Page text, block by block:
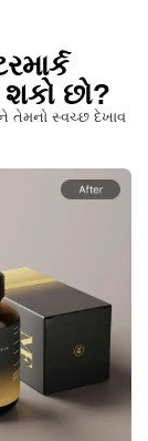
શકો છો?
તેમનો સ્વચ્છ દેખાવ